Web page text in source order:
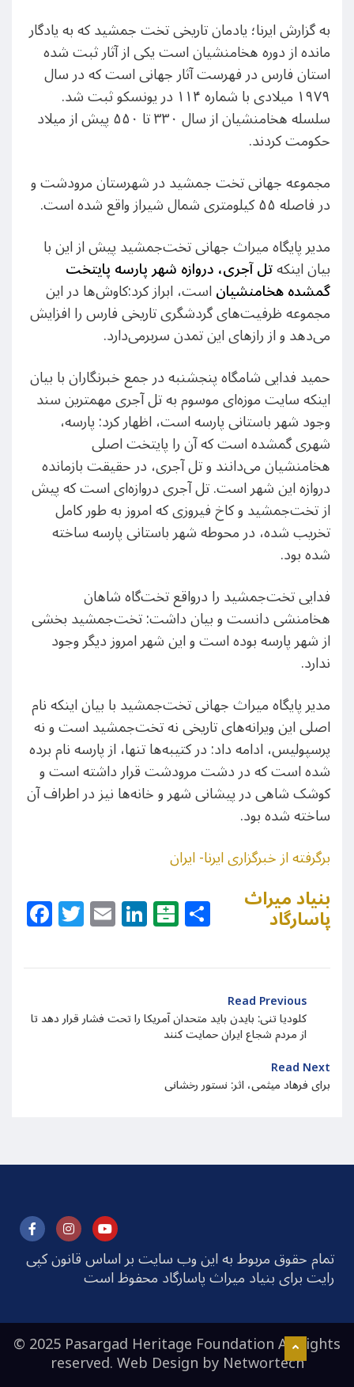
به گزارش ایرنا؛ یادمان تاریخی تخت جمشید که به یادگار
مانده از دوره هخامنشیان است یکی از آثار ثبت شده
استان فارس در فهرست آثار جهانی است که در سال
۱۹۷۹ میلادی با شماره ۱۱۴ در یونسکو ثبت شد.
سلسله هخامنشیان از سال ۳۳۰ تا ۵۵۰ پیش از میلاد
حکومت کردند.
مجموعه جهانی تخت جمشید در شهرستان مرودشت و
در فاصله ۵۵ کیلومتری شمال شیراز واقع شده است.
مدیر پایگاه میراث جهانی تخت‌جمشید پیش از این با
بیان اینکهتل آجری، دروازه شهر پارسه پایتخت
گمشده هخامنشیاناست، ابراز کرد:کاوش‌ها در این
مجموعه ظرفیت‌های گردشگری تاریخی فارس را افزایش
می‌دهد و از رازهای این تمدن سربرمی‌دارد.
حمید فدایی شامگاه پنجشنبه در جمع خبرنگاران با بیان
اینکه سایت موزه‌ای موسوم به تل آجری مهمترین سند
وجود شهر باستانی پارسه است، اظهار کرد: پارسه،
شهری گمشده است که آن را پایتخت اصلی
هخامنشیان می‌دانند و تل آجری، در حقیقت بازمانده
دروازه این شهر است. تل آجری دروازه‌ای است که پیش
از تخت‌جمشید و کاخ فیروزی که امروز به طور کامل
تخریب شده، در محوطه شهر باستانی پارسه ساخته
شده‌ بود.
فدایی تخت‌جمشید را درواقع تخت‌گاه شاهان
هخامنشی دانست و بیان داشت: تخت‌جمشید بخشی
از شهر پارسه بوده است و این شهر امروز دیگر وجود
ندارد.
مدیر پایگاه میراث جهانی تخت‌جمشید با بیان اینکه نام
اصلی این ویرانه‌های تاریخی نه تخت‌جمشید است و نه
پرسپولیس، ادامه داد: در کتیبه‌ها تنها، از پارسه نام برده
شده است که در دشت مرودشت قرار داشته است و
کوشک شاهی در پیشانی شهر و خانه‌ها نیز در اطراف آن
ساخته شده بود.
برگرفته از خبرگزاری ایرنا- ایران
Facebook
Twitter
EmailLinkedIn
Balatarin
Share
بنیاد میراث
پاسارگاد
Read Previous
کلودیا تنی: بایدن باید متحدان آمریکا را تحت فشار قرار دهد تا
از مردم شجاع ایران حمایت کنند
Read Next
برای فرهاد میثمی، اثر: نستور رخشانی
تمام حقوق مربوط به این وب سایت بر اساس قانون کپی
رایت برای بنیاد میراث پاسارگاد محفوظ است
© 2025 Pasargad Heritage Foundation All rights
reserved. Web Design byNetwortech